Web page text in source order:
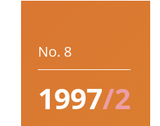
No. 8
1997/2